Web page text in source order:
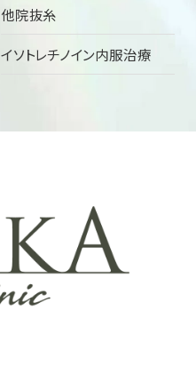
他院抜糸
イソトレチノイン内服治療